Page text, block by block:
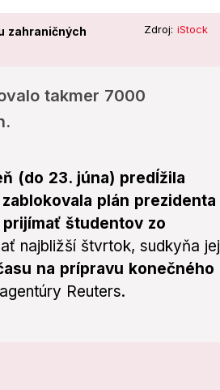
zahraničných
Zdroj: iStock
takmer 7000
(do 23. júna) predĺžila
plán prezidenta
študentov zo
najbližší štvrtok, sudkyňa jej
na prípravu konečného
Reuters.